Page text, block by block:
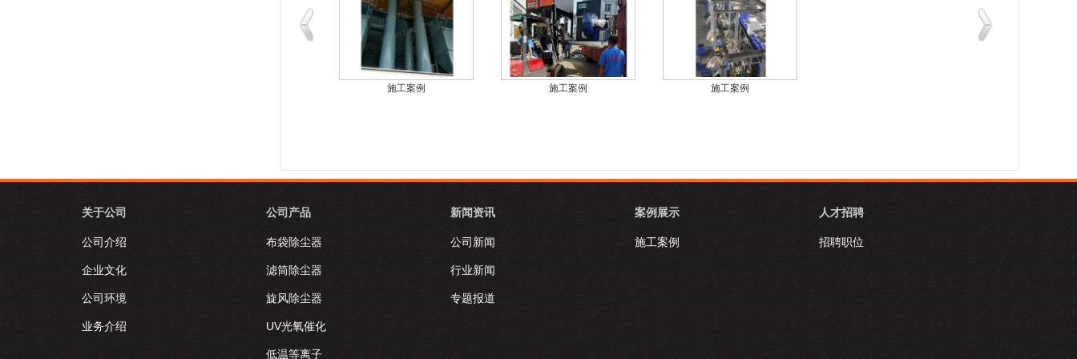
施工案例 施工案例 施工案例
关于公司
公司介绍
企业文化
公司环境
业务介绍
公司产品
布袋除尘器
滤筒除尘器
旋风除尘器
UV光氧催化
低温等离子
新闻资讯
公司新闻
行业新闻
专题报道
案例展示
施工案例
人才招聘
招聘职位